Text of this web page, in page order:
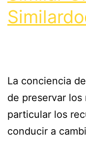
La conciencia
de preservar los
particular los
conducir a